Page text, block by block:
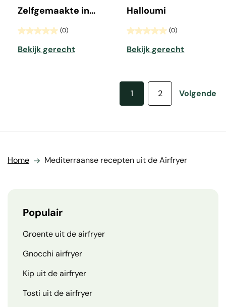
Zelfgemaakte inktvisringen
(0)
Bekijk gerecht
Halloumi
(0)
Bekijk gerecht
1 2 Volgende
Home Mediterraanse recepten uit de Airfryer
Populair
Groente uit de airfryer
Gnocchi airfryer
Kip uit de airfryer
Tosti uit de airfryer